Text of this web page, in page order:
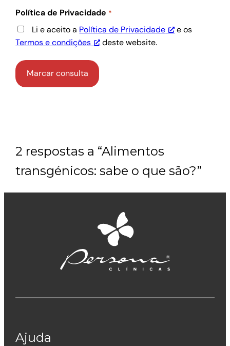
Política de Privacidade *
Li e aceito a Política de Privacidade
e os
Termos e condições
deste website.
2 respostas a “Alimentos
transgénicos: sabe o que são?”
Ajuda